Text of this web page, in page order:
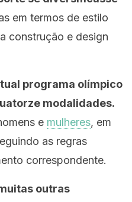
em termos de estilo
construção e design
programa olímpico
modalidades.
e mulheres, em
as regras
correspondente.
outras